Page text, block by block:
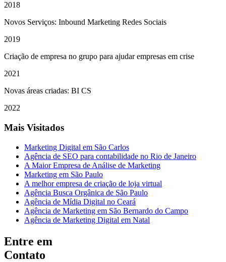
2018
Novos Serviços: Inbound Marketing Redes Sociais
2019
Criação de empresa no grupo para ajudar empresas em crise
2021
Novas áreas criadas: BI CS
2022
Mais Visitados
Marketing Digital em São Carlos
Agência de SEO para contabilidade no Rio de Janeiro
A Maior Empresa de Análise de Marketing
Marketing em São Paulo
A melhor empresa de criação de loja virtual
Agência Busca Orgânica de São Paulo
Agência de Mídia Digital no Ceará
Agência de Marketing em São Bernardo do Campo
Agência de Marketing Digital em Natal
Entre em
Contato